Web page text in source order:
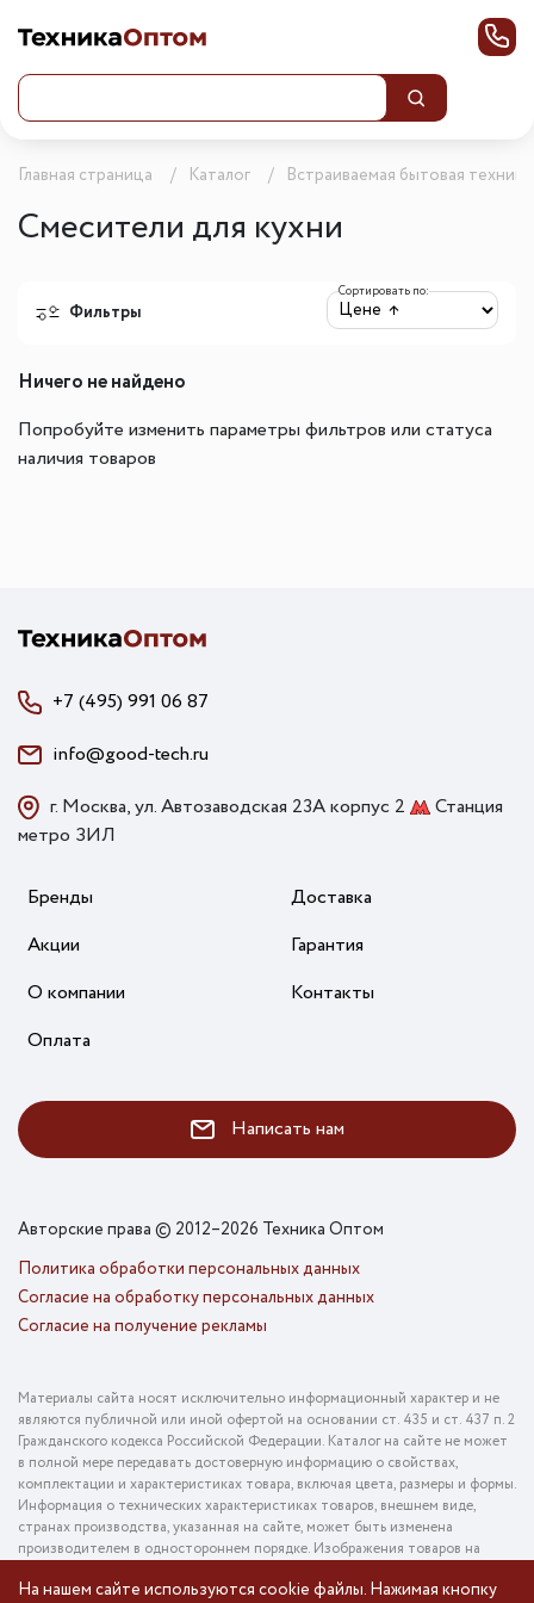
Главная страница Каталог Встраиваемая бытовая техника
Смесители для кухни
Фильтры
Сортировать по:
Ничего не найдено
Попробуйте изменить параметры фильтров или статуса
наличия товаров
На нашем сайте используются cookie файлы. Нажимая кнопку
+7 (495) 991 06 87
info@good-tech.ru
г. Москва, ул. Автозаводская 23А корпус 2
Станция
метро ЗИЛ
Бренды
Акции
О компании
Оплата
Доставка
Гарантия
Контакты
Написать нам
Авторские права © 2012–2026 Техника Оптом
Политика обработки персональных данных
Согласие на обработку персональных данных
Согласие на получение рекламы
Материалы сайта носят исключительно информационный характер и не
являются публичной или иной офертой на основании ст. 435 и ст. 437 п. 2
Гражданского кодекса Российской Федерации. Каталог на сайте не может
в полной мере передавать достоверную информацию о свойствах,
комплектации и характеристиках товара, включая цвета, размеры и формы.
Информация о технических характеристиках товаров, внешнем виде,
странах производства, указанная на сайте, может быть изменена
производителем в одностороннем порядке. Изображения товаров на
оригинального товара. Информация о цене товара, указанная в каталоге на